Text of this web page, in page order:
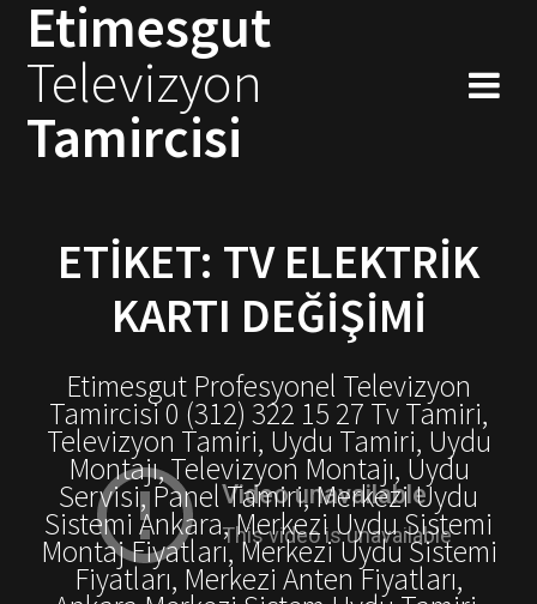
Skip
to
Etimesgut
Televizyon
Tamircisi
ETIKET: TV ELEKTRIK
KARTI DEĞIŞIMI
Etimesgut Profesyonel Televizyon
Tamircisi 0 (312) 322 15 27 Tv Tamiri,
Televizyon Tamiri, Uydu Tamiri, Uydu
Montajı, Televizyon Montajı, Uydu
Servisi, Panel Tamiri, Merkezi Uydu
Sistemi Ankara, Merkezi Uydu Sistemi
Montaj Fiyatları, Merkezi Uydu Sistemi
Fiyatları, Merkezi Anten Fiyatları,